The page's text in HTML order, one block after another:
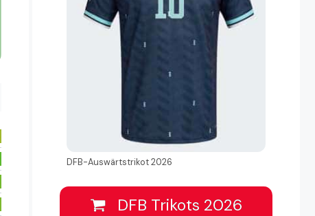
DFB-Auswärtstrikot 2026
DFB Trikots 2026